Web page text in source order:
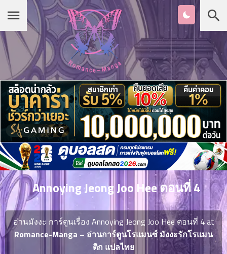
หน้าแรก
หมวดมังงะ
รายชื่อมังงะ Romance
เกาหลี
จีน
ญี่ปุ่น
Annoying Jeong Joo Hee ตอนที่ 4
อ่านมังงะ การ์ตูนเรื่อง Annoying Jeong Joo Hee ตอนที่ 4 at
Romance-Manga – อ่านการ์ตูนโรแมนซ์ มังงะรักโรแมน
ติก แปลไทย
Chapter
List
1
ตอน
ที่
น
2
ตอน
ที่
น
3
ตอน
ที่
ม
4
ตอน
ที่
ม
5
ตอน